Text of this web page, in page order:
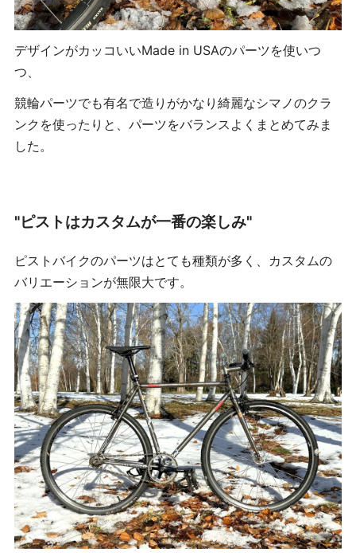
デザインがカッコいいMade in USAのパーツを使いつ
つ、
競輪パーツでも有名で造りがかなり綺麗なシマノのクラ
ンクを使ったりと、パーツをバランスよくまとめてみま
した。
"ピストはカスタムが一番の楽しみ"
ピストバイクのパーツはとても種類が多く、カスタムの
バリエーションが無限大です。